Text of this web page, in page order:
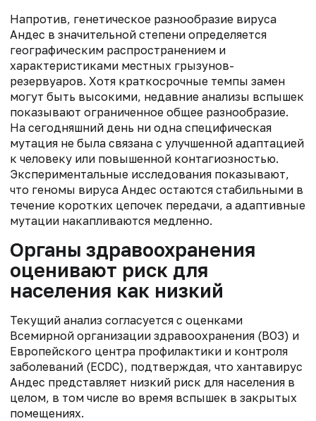
Напротив, генетическое разнообразие вируса
Андес в значительной степени определяется
географическим распространением и
характеристиками местных грызунов-
резервуаров. Хотя краткосрочные темпы замен
могут быть высокими, недавние анализы вспышек
показывают ограниченное общее разнообразие.
На сегодняшний день ни одна специфическая
мутация не была связана с улучшенной адаптацией
к человеку или повышенной контагиозностью.
Экспериментальные исследования показывают,
что геномы вируса Андес остаются стабильными в
течение коротких цепочек передачи, а адаптивные
мутации накапливаются медленно.
Органы здравоохранения
оценивают риск для
населения как низкий
Текущий анализ согласуется с оценками
Всемирной организации здравоохранения (ВОЗ) и
Европейского центра профилактики и контроля
заболеваний (ECDC), подтверждая, что хантавирус
Андес представляет низкий риск для населения в
целом, в том числе во время вспышек в закрытых
помещениях.